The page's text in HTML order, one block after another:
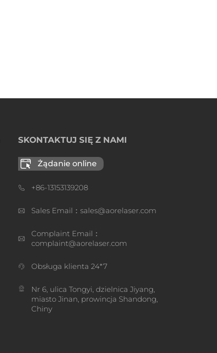
SKONTAKTUJ SIĘ Z NAMI
Żądanie online
+86-13153139208
Sales Email：sales@aorelaser.com
Complaint Email：
complaint@aorelaser.com
Obsługa klienta 24*7
Nr 6, ulica Tongyi, dzielnica Jiyang,
miasto Jinan, prowincja Shandong,
Chiny